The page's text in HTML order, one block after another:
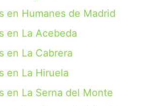
en Humanes de Madrid
en La Acebeda
en La Cabrera
en La Hiruela
en La Serna del Monte